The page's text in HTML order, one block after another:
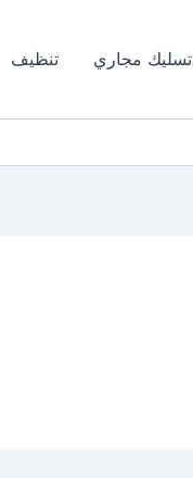
تسليك مجاري تنظيف